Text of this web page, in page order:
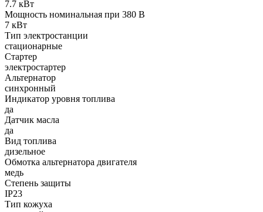
7.7 кВт
Мощность номинальная при 380 В
7 кВт
Тип электростанции
стационарные
Стартер
электростартер
Альтернатор
синхронный
Индикатор уровня топлива
да
Датчик масла
да
Вид топлива
дизельное
Обмотка альтернатора двигателя
медь
Степень защиты
IP23
Тип кожуха